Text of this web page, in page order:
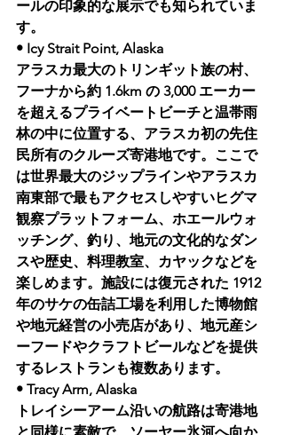
ールの印象的な展示でも知られていま
す。
• Icy Strait Point, Alaska
アラスカ最大のトリンギット族の村、
フーナから約 1.6km の 3,000 エーカー
を超えるプライベートビーチと温帯雨
林の中に位置する、アラスカ初の先住
民所有のクルーズ寄港地です。ここで
は世界最大のジップラインやアラスカ
南東部で最もアクセスしやすいヒグマ
観察プラットフォーム、ホエールウォ
ッチング、釣り、地元の文化的なダン
スや歴史、料理教室、カヤックなどを
楽しめます。施設には復元された 1912
年のサケの缶詰工場を利用した博物館
や地元経営の小売店があり、地元産シ
ーフードやクラフトビールなどを提供
するレストランも複数あります。
• Tracy Arm, Alaska
トレイシーアーム沿いの航路は寄港地